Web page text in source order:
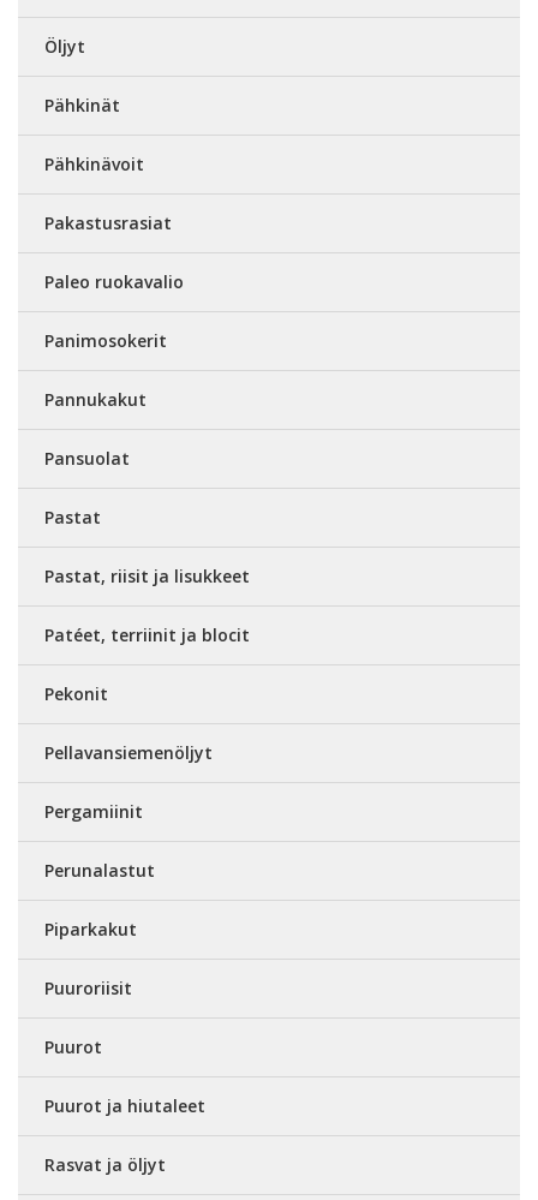
Öljyt
Pähkinät
Pähkinävoit
Pakastusrasiat
Paleo ruokavalio
Panimosokerit
Pannukakut
Pansuolat
Pastat
Pastat, riisit ja lisukkeet
Patéet, terriinit ja blocit
Pekonit
Pellavansiemenöljyt
Pergamiinit
Perunalastut
Piparkakut
Puuroriisit
Puurot
Puurot ja hiutaleet
Rasvat ja öljyt